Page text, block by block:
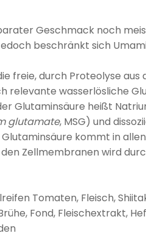
Geschmack noch
beschränkt sich
freie, durch Proteolyse
relevante wasserlösliche
Glutaminsäure heißt
glutamate, MSG) und
kommt in
Zellmembranen wird
Tomaten, Fleisch,
Fond, Fleischextrakt,